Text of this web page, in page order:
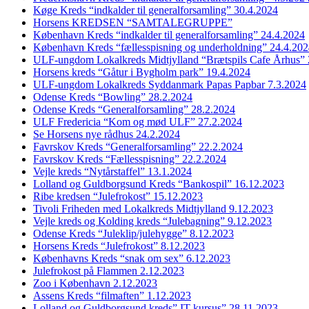
Køge Kreds “indkalder til generalforsamling” 30.4.2024
Horsens KREDSEN “SAMTALEGRUPPE”
København Kreds “indkalder til generalforsamling” 24.4.2024
København Kreds “fællesspisning og underholdning”
ULF-ungdom Lokalkreds Midtjylland “Brætspils Cafe Århus”
Horsens kreds “Gåtur i Bygholm park” 19.4.2024
ULF-ungdom Lokalkreds Syddanmark Papas Papbar 7.3.2024
Odense Kreds “Bowling” 28.2.2024
Odense Kreds “Generalforsamling” 28.2.2024
ULF Fredericia “Kom og mød ULF” 27.2.2024
Se Horsens nye rådhus 24.2.2024
Favrskov Kreds “Generalforsamling” 22.2.2024
Favrskov Kreds “Fællesspisning” 22.2.2024
Vejle kreds “Nytårstaffel” 13.1.2024
Lolland og Guldborgsund Kreds “Bankospil” 16.12.2023
Ribe kredsen “Julefrokost” 15.12.2023
Tivoli Friheden med Lokalkreds Midtjylland 9.12.2023
Vejle kreds og Kolding kreds “Julebagning” 9.12.2023
Odense Kreds “Juleklip/julehygge” 8.12.2023
Horsens Kreds “Julefrokost” 8.12.2023
Københavns Kreds “snak om sex” 6.12.2023
Julefrokost på Flammen 2.12.2023
Zoo i København 2.12.2023
Assens Kreds “filmaften” 1.12.2023